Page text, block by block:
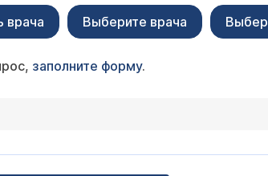
врача Выберите врача
заполните форму.